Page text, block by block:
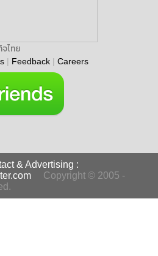
ไทย
| Feedback | Careers
& Advertising :
Copyright © 2005 -